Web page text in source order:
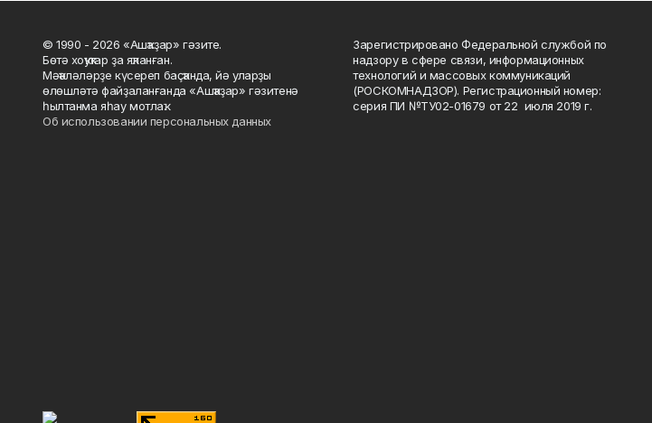
© 1990 - 2026 «Ашҡаҙар» гәзите.
Бөтә хоҡуҡтар ҙа яҡланған.
Мәҡәләләрҙе күсереп баҫҡанда, йә уларҙы
өлөшләтә файҙаланғанда «Ашҡаҙар» гәзитенә
һылтанма яһау мотлаҡ.
Об использовании персональных данных
Зарегистрировано Федеральной службой по
надзору в сфере связи, информационных
технологий и массовых коммуникаций
(РОСКОМНАДЗОР). Регистрационный номер:
серия ПИ №ТУ02-01679 от 22 июля 2019 г.